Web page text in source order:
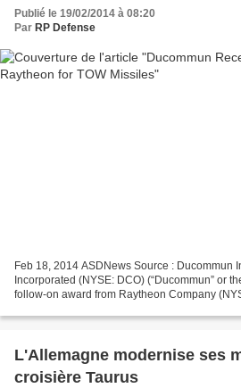
Publié le 19/02/2014 à 08:20
Par RP Defense
Feb 18, 2014 ASDNews Source : Ducommun
Incorporated (NYSE: DCO) (“Ducommun” or
follow-on award from Raytheon Company
L'Allemagne modernise ses
croisière Taurus